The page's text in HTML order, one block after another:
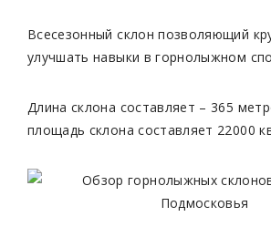
Всесезонный склон позволяющий
улучшать навыки в горнолыжном
Длина склона составляет – 365
площадь склона составляет 22000